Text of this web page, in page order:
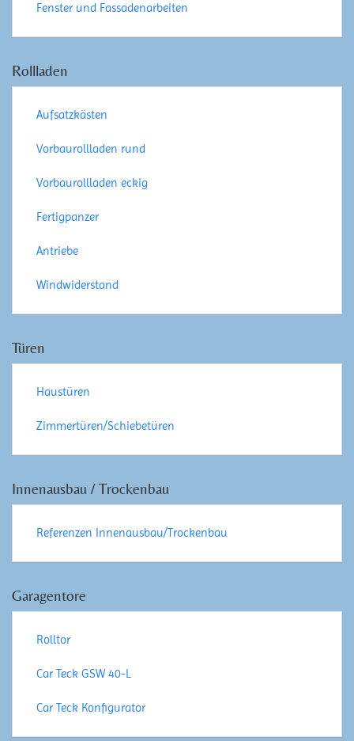
Fenster und Fassadenarbeiten
Rollladen
Aufsatzkästen
Vorbaurollladen rund
Vorbaurollladen eckig
Fertigpanzer
Antriebe
Windwiderstand
Türen
Haustüren
Zimmertüren/Schiebetüren
Innenausbau / Trockenbau
Referenzen Innenausbau/Trockenbau
Garagentore
Rolltor
Car Teck GSW 40-L
Car Teck Konfigurator